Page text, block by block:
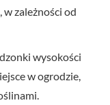
zależności od
wysokości
w ogrodzie,